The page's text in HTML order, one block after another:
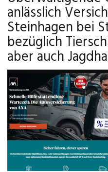
anlässlich
Steinhagen bei
bezüglich
aber auch